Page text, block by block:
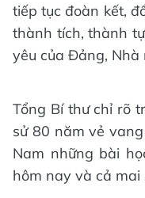
tiếp tục đoàn kết,
thành tích, thành
yêu của Đảng,
Tổng Bí thư chỉ rõ
sử 80 năm vẻ
Nam những bài
hôm nay và cả mai